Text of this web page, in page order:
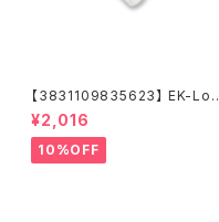
【3831109835623】 EK-Loo
p Hard Tube 12mm 0.5m -
Acrylic (2pcs)
¥2,016
10%OFF